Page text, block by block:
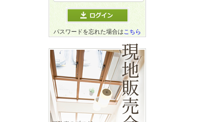
パスワードを忘れた場合はこちら